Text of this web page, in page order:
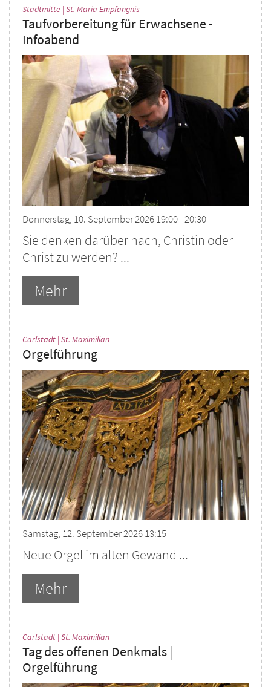
Stadtmitte | St. Mariä Empfängnis
Taufvorbereitung für Erwachsene -
Infoabend
Donnerstag, 10. September 2026 19:00 - 20:30
Sie denken darüber nach, Christin oder
Christ zu werden? ...
Mehr
Carlstadt | St. Maximilian:
Orgelführung
Samstag, 12. September 2026 13:15
Neue Orgel im alten Gewand ...
Mehr
Carlstadt | St. Maximilian:
Tag des offenen Denkmals |
Orgelführung